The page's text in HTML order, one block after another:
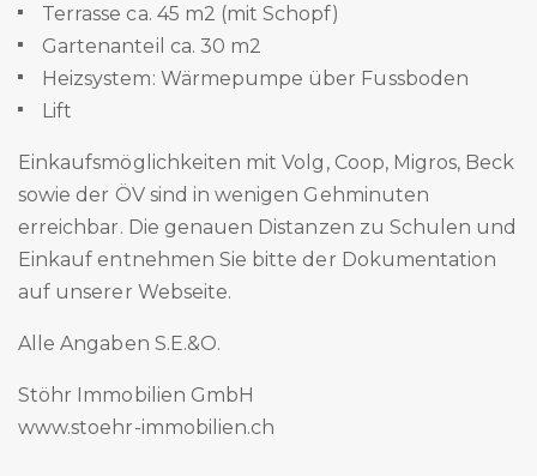
Terrasse ca. 45 m2 (mit Schopf)
Gartenanteil ca. 30 m2
Heizsystem: Wärmepumpe über Fussboden
Lift
Einkaufsmöglichkeiten mit Volg, Coop, Migros, Beck
sowie der ÖV sind in wenigen Gehminuten
erreichbar. Die genauen Distanzen zu Schulen und
Einkauf entnehmen Sie bitte der Dokumentation
auf unserer Webseite.
Alle Angaben S.E.&O.
Stöhr Immobilien GmbH
www.stoehr-immobilien.ch